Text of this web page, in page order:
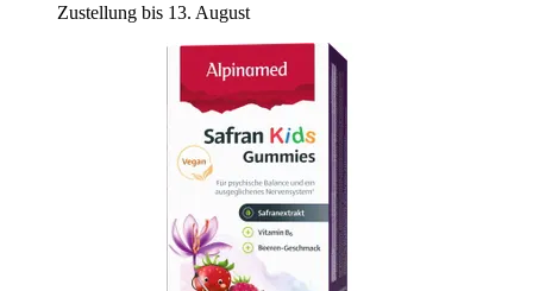
Zustellung bis 13. August